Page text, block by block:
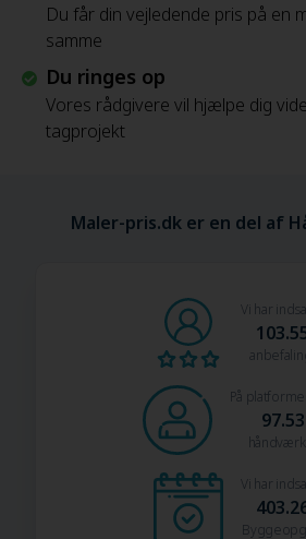
Du får din vejledende pris på en
samme
Du ringes op
Vores rådgivere vil hjælpe dig
tagprojekt
Maler-pris.dk er en del af
Vi har
På
Vi har